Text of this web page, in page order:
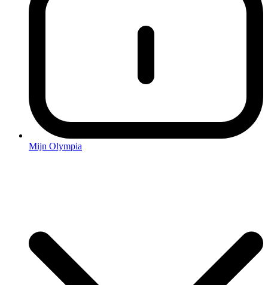
Mijn Olympia